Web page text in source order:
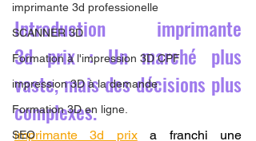
imprimante 3d professionelle
SCANNER 3D
Formation à l'impression 3D CPF
impression 3D à la demande
Formation 3D en ligne.
SEO
Introduction imprimante
3d prix : Un marché plus
vaste, mais des décisions plus
complexes.
imprimante 3d prix a franchi une